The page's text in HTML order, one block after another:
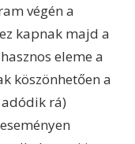
végén a
kapnak majd a
eleme a
köszönhetően a
rá)